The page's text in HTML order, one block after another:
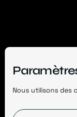
Nous utilisons des